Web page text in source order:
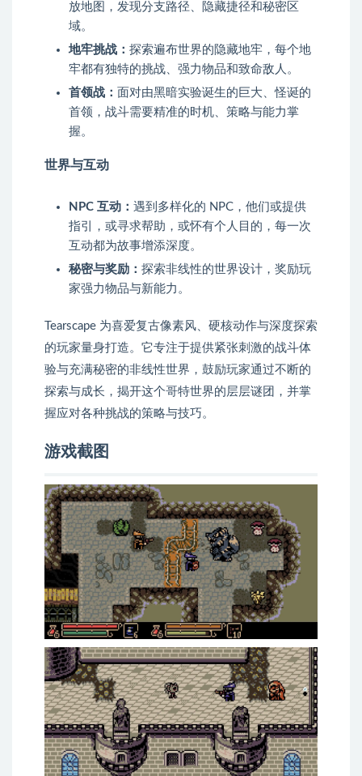
放地图，发现分支路径、隐藏捷径和秘密区
域。
地牢挑战： 探索遍布世界的隐藏地牢，每个地
牢都有独特的挑战、强力物品和致命敌人。
首领战： 面对由黑暗实验诞生的巨大、怪诞的
首领，战斗需要精准的时机、策略与能力掌
握。
世界与互动
NPC 互动： 遇到多样化的 NPC，他们或提供
指引，或寻求帮助，或怀有个人目的，每一次
互动都为故事增添深度。
秘密与奖励： 探索非线性的世界设计，奖励玩
家强力物品与新能力。
Tearscape 为喜爱复古像素风、硬核动作与深度探索
的玩家量身打造。它专注于提供紧张刺激的战斗体
验与充满秘密的非线性世界，鼓励玩家通过不断的
探索与成长，揭开这个哥特世界的层层谜团，并掌
握应对各种挑战的策略与技巧。
游戏截图